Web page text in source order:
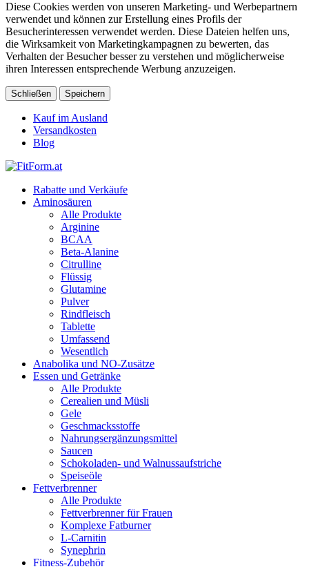
Diese Cookies werden von unseren Marketing- und Werbepartnern
verwendet und können zur Erstellung eines Profils der
Besucherinteressen verwendet werden. Diese Dateien helfen uns,
die Wirksamkeit von Marketingkampagnen zu bewerten, das
Verhalten der Besucher besser zu verstehen und möglicherweise
ihren Interessen entsprechende Werbung anzuzeigen.
Schließen Speichern
Kauf im Ausland
Versandkosten
Blog
Rabatte und Verkäufe
Aminosäuren
Alle Produkte
Arginine
BCAA
Beta-Alanine
Citrulline
Flüssig
Glutamine
Pulver
Rindfleisch
Tablette
Umfassend
Wesentlich
Anabolika und NO-Zusätze
Essen und Getränke
Alle Produkte
Cerealien und Müsli
Gele
Geschmacksstoffe
Nahrungsergänzungsmittel
Saucen
Schokoladen- und Walnussaufstriche
Speiseöle
Fettverbrenner
Alle Produkte
Fettverbrenner für Frauen
Komplexe Fatburner
L-Carnitin
Synephrin
Fitness-Zubehör